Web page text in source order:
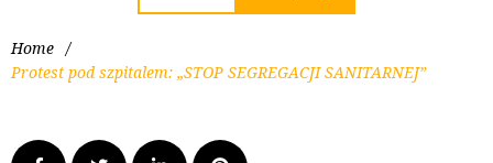
Home /
Protest pod szpitalem: „STOP SEGREGACJI SANITARNEJ”